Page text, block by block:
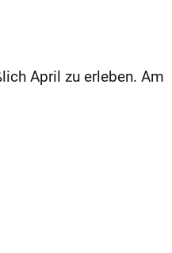
April zu erleben. Am